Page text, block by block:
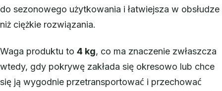
do sezonowego użytkowania i łatwiejsza w obsłudze
niż ciężkie rozwiązania.
Waga produktu to 4 kg, co ma znaczenie zwłaszcza
wtedy, gdy pokrywę zakłada się okresowo lub chce
się ją wygodnie przetransportować i przechować